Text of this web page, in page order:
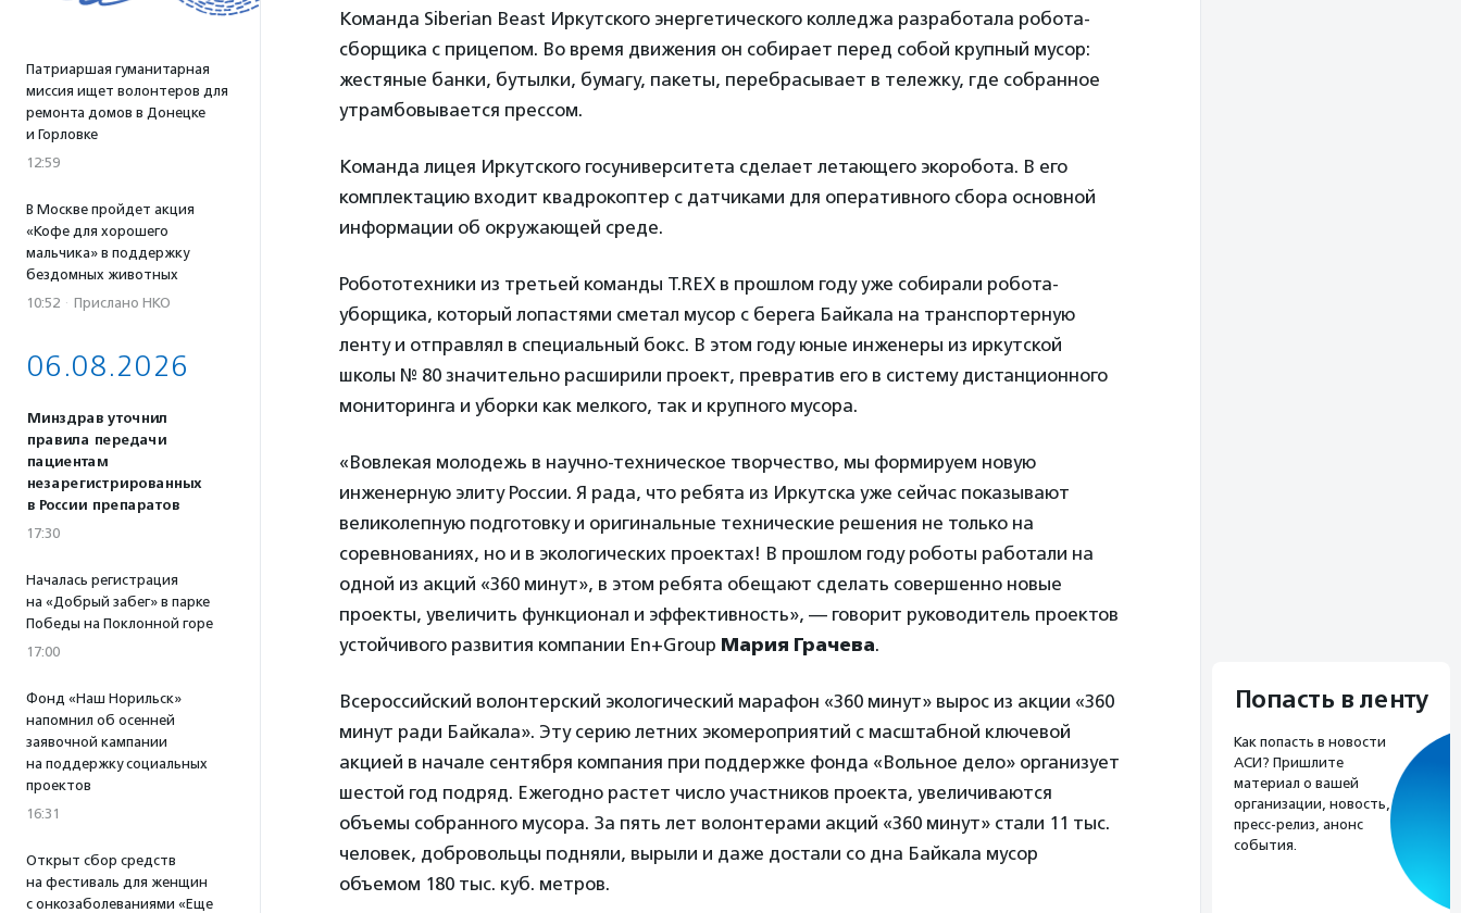
Патриаршая гуманитарная
миссия ищет волонтеров для
ремонта домов в Донецке
и Горловке
12:59
В Москве пройдет акция
«Кофе для хорошего
мальчика» в поддержку
бездомных животных
10:52 · Прислано НКО
06.08.2026
Минздрав уточнил
правила передачи
пациентам
незарегистрированных
в России препаратов
17:30
Началась регистрация
на «Добрый забег» в парке
Победы на Поклонной горе
17:00
Фонд «Наш Норильск»
напомнил об осенней
заявочной кампании
на поддержку социальных
проектов
16:31
Открыт сбор средств
на фестиваль для женщин
с онкозаболеваниями «Еще
Команда Siberian Beast Иркутского энергетического колледжа разработала робота-
сборщика с прицепом. Во время движения он собирает перед собой крупный мусор:
жестяные банки, бутылки, бумагу, пакеты, перебрасывает в тележку, где собранное
утрамбовывается прессом.
Команда лицея Иркутского госуниверситета сделает летающего экоробота. В его
комплектацию входит квадрокоптер c датчиками для оперативного сбора основной
информации об окружающей среде.
Робототехники из третьей команды T.REX в прошлом году уже собирали робота-
уборщика, который лопастями сметал мусор с берега Байкала на транспортерную
ленту и отправлял в специальный бокс. В этом году юные инженеры из иркутской
школы № 80 значительно расширили проект, превратив его в систему дистанционного
мониторинга и уборки как мелкого, так и крупного мусора.
«Вовлекая молодежь в научно-техническое творчество, мы формируем новую
инженерную элиту России. Я рада, что ребята из Иркутска уже сейчас показывают
великолепную подготовку и оригинальные технические решения не только на
соревнованиях, но и в экологических проектах! В прошлом году роботы работали на
одной из акций «360 минут», в этом ребята обещают сделать совершенно новые
проекты, увеличить функционал и эффективность», — говорит руководитель проектов
устойчивого развития компании En+Group Мария Грачева.
Всероссийский волонтерский экологический марафон «360 минут» вырос из акции «360
минут ради Байкала». Эту серию летних экомероприятий с масштабной ключевой
акцией в начале сентября компания при поддержке фонда «Вольное дело» организует
шестой год подряд. Ежегодно растет число участников проекта, увеличиваются
объемы собранного мусора. За пять лет волонтерами акций «360 минут» стали 11 тыс.
человек, добровольцы подняли, вырыли и даже достали со дна Байкала мусор
объемом 180 тыс. куб. метров.
Попасть в ленту
Как попасть в новости
АСИ? Пришлите
материал о вашей
организации, новость,
пресс-релиз, анонс
события.